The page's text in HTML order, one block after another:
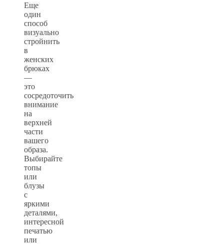
Еще
один
способ
визуально
стройнить
в
женских
брюках
—
это
сосредоточить
внимание
на
верхней
части
вашего
образа.
Выбирайте
топы
или
блузы
с
яркими
деталями,
интересной
печатью
или